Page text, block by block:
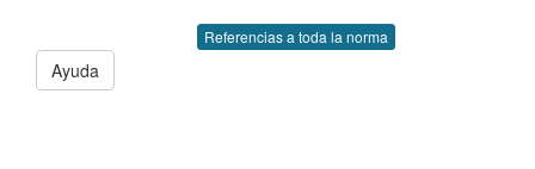
Referencias a toda la norma
Ayuda